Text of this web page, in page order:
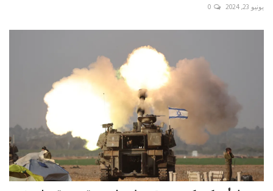
يونيو 23, 2024 0